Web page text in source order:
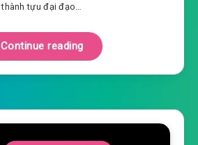
thành tựu đại đạo…
Continue reading